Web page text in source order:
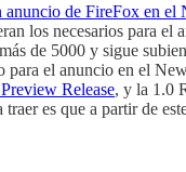
anuncio de FireFox en el
los necesarios para el
de 5000 y sigue
para el anuncio en el
Release, y la 1.0
es que a partir de